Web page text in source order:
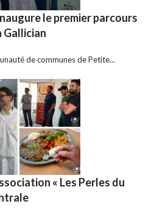
le premier parcours
de communes de Petite…
« Les Perles du